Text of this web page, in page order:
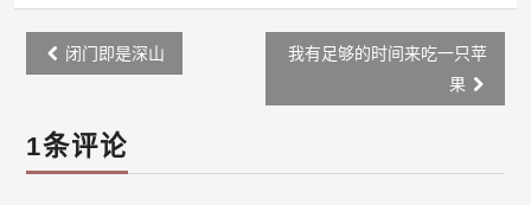
Post
navigation
闭门即是深山
我有足够的时间来吃一只苹
果
1条评论